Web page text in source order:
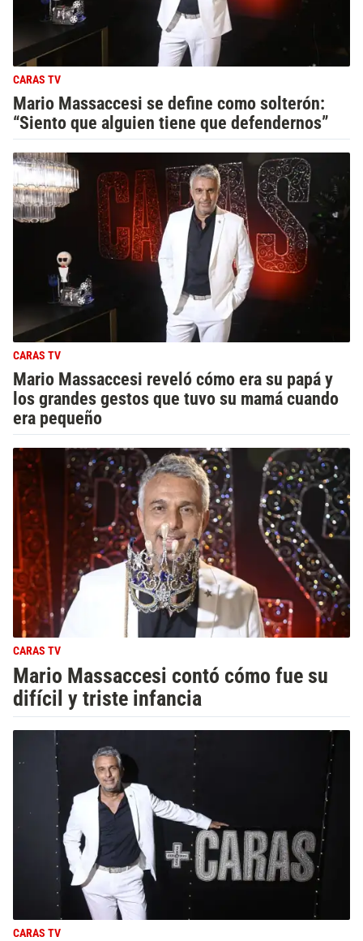
CARAS TV
Mario Massaccesi se define como solterón:
“Siento que alguien tiene que defendernos”
CARAS TV
Mario Massaccesi reveló cómo era su papá y
los grandes gestos que tuvo su mamá cuando
era pequeño
CARAS TV
Mario Massaccesi contó cómo fue su
difícil y triste infancia
CARAS TV